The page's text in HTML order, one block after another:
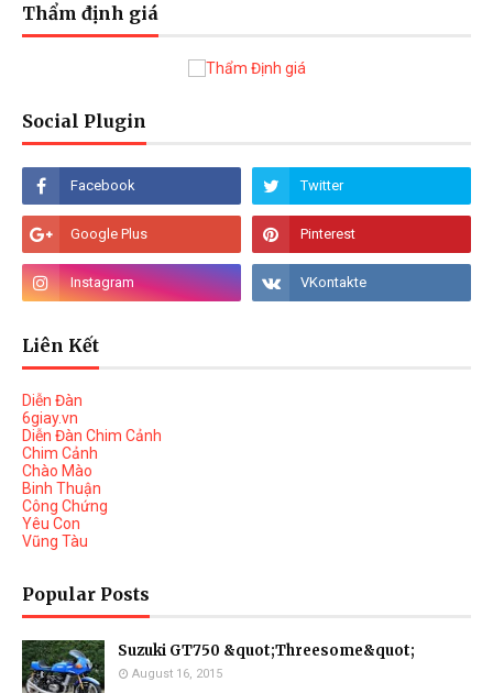
Thẩm định giá
Social Plugin
Liên Kết
Diễn Đàn
6giay.vn
Diễn Đàn Chim Cảnh
Chim Cảnh
Chào Mào
Binh Thuận
Công Chứng
Yêu Con
Vũng Tàu
Popular Posts
Suzuki GT750 &quot;Threesome&quot;
August 16, 2015